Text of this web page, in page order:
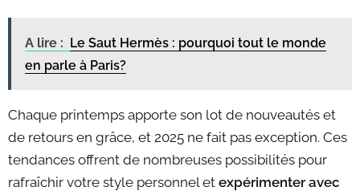
A lire : Le Saut Hermès : pourquoi tout le monde
en parle à Paris?
Chaque printemps apporte son lot de nouveautés et
de retours en grâce, et 2025 ne fait pas exception. Ces
tendances offrent de nombreuses possibilités pour
rafraîchir votre style personnel et expérimenter avec